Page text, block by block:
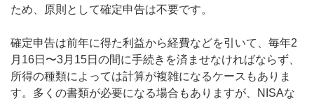
ため、原則として確定申告は不要です。
確定申告は前年に得た利益から経費などを引いて、毎年2
月16日〜3月15日の間に手続きを済ませなければならず、
所得の種類によっては計算が複雑になるケースもありま
す。多くの書類が必要になる場合もありますが、NISAな